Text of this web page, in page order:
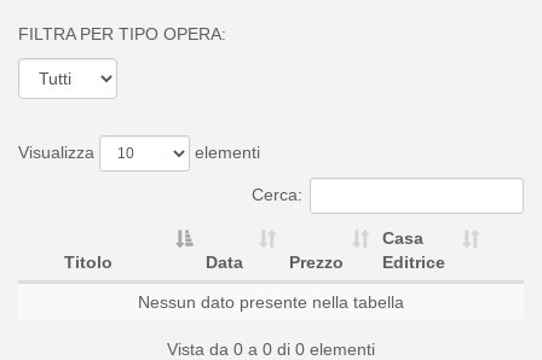
FILTRA PER TIPO OPERA:
Visualizza elementi
Cerca:
Titolo Data Prezzo
Casa
Editrice
Nessun dato presente nella tabella
Vista da 0 a 0 di 0 elementi